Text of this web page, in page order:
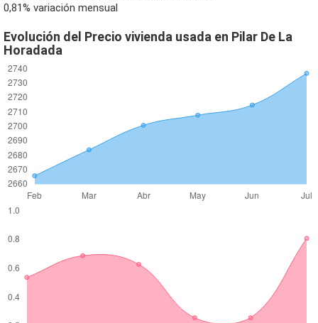
0,81% variación mensual
Evolución del Precio vivienda usada en Pilar De La
Horadada